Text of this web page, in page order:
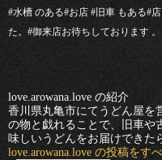
#水槽 のある#お店 #旧車 もある#
た。#御来店お待ちしております 。
love.arowana.love の紹介
香川県丸亀市にてうどん屋を
の物と戯れることで、旧車や
味しいうどんをお届けできた
love.arowana.love の投稿をす